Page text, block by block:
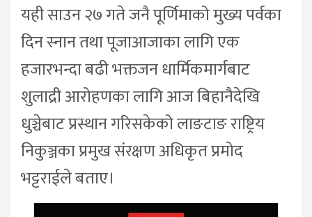
यही साउन २७ गते जनै पूर्णिमाको मुख्य पर्वका
दिन स्नान तथा पूजाआजाका लागि एक
हजारभन्दा बढी भक्तजन धार्मिकमार्गबाट
शुलाद्री आरोहणका लागि आज बिहानैदेखि
धुञ्चेबाट प्रस्थान गरिसकेको लाङटाङ राष्ट्रिय
निकुञ्जका प्रमुख संरक्षण अधिकृत प्रमोद
भट्टराईले बताए।